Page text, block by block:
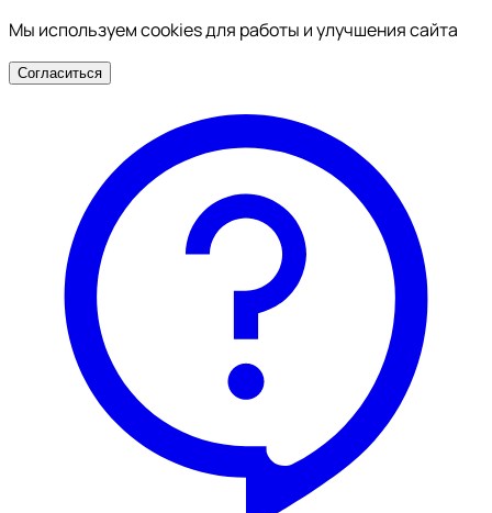
Мы используем cookies для работы и улучшения сайта
Согласиться